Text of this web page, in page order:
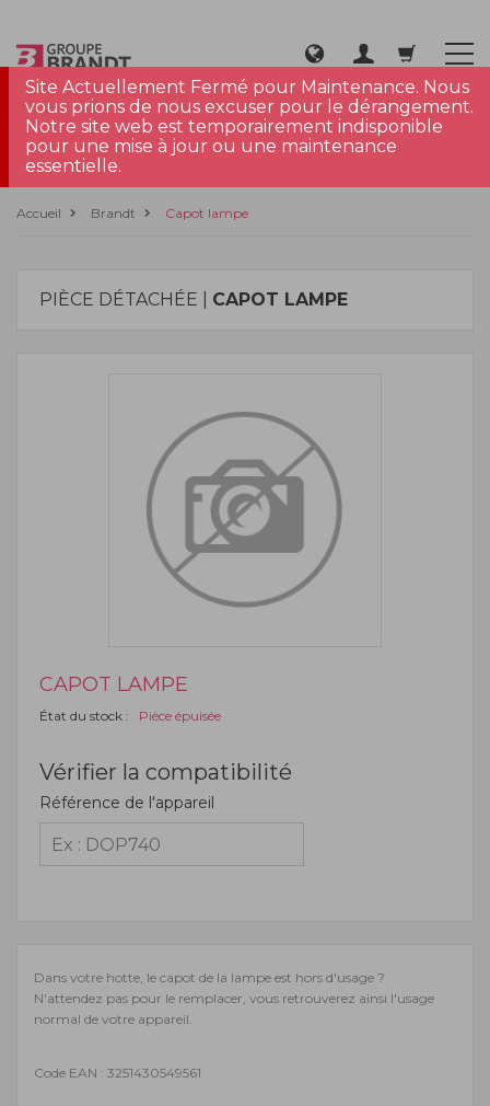
Site Actuellement Fermé pour Maintenance. Nous
vous prions de nous excuser pour le dérangement.
Notre site web est temporairement indisponible
pour une mise à jour ou une maintenance
essentielle.
Accueil Brandt Capot lampe
PIÈCE DÉTACHÉE | CAPOT LAMPE
CAPOT LAMPE
État du stock : Pièce épuisée
Vérifier la compatibilité
Référence de l'appareil
Dans votre hotte, le capot de la lampe est hors d'usage ?
N'attendez pas pour le remplacer, vous retrouverez ainsi l'usage
normal de votre appareil.
Code EAN : 3251430549561